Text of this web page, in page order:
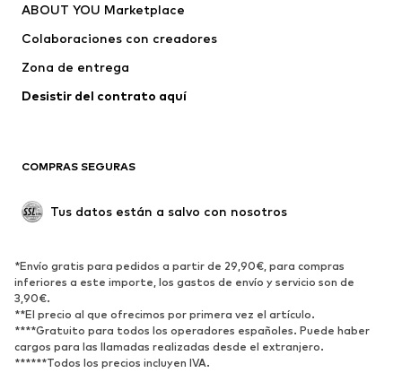
Camisetas y tops
Chaquetas
Jerséis y punto
Ropa interior
Abrigos
Tallas grandes
Reciclado
ZAPATOS
Nuevo
Zapatillas de deporte
Botines
Zapatos de tacón y plataforma Botas
ABOUT YOU Marketplace
Colaboraciones con creadores
Zona de entrega
Desistir del contrato aquí
COMPRAS SEGURAS
Tus datos están a salvo con nosotros
*Envío gratis para pedidos a partir de 29,90€, para compras
inferiores a este importe, los gastos de envío y servicio son de
3,90€.
**El precio al que ofrecimos por primera vez el artículo.
****Gratuito para todos los operadores españoles. Puede haber
cargos para las llamadas realizadas desde el extranjero.
******Todos los precios incluyen IVA.